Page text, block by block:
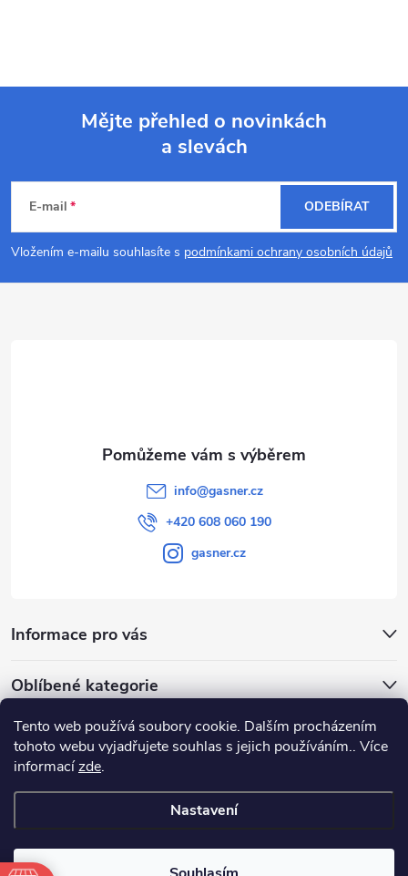
Tento web používá soubory cookie. Dalším procházením
tohoto webu vyjadřujete souhlas s jejich používáním.. Více
informacízde.
Nastavení
p
a
Mějte přehled o novinkách
a slevách
E-mail
Vložením e-mailu souhlasíte s podmínkami ochrany osobních údajů
ODEBÍRAT
info@gasner.cz
+420 608 060 190
gasner.cz
Informace pro vás
Oblíbené kategorie
Přijímáme online platby
Copyright 2026GASNER. Všechna práva vyhrazena.